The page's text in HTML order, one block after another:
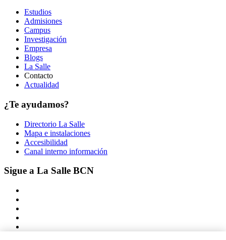
Estudios
Admisiones
Campus
Investigación
Empresa
Blogs
La Salle
Contacto
Actualidad
¿Te ayudamos?
Directorio La Salle
Mapa e instalaciones
Accesibilidad
Canal interno información
Sigue a La Salle BCN